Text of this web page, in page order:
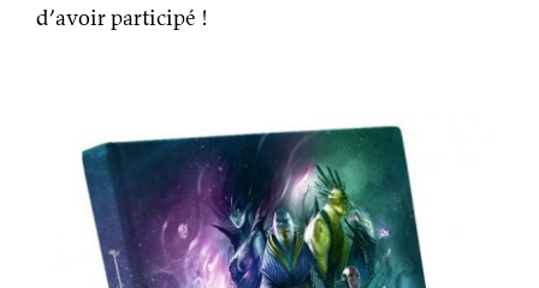
d’avoir participé !